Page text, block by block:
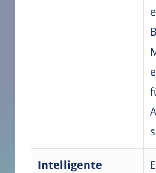
Intelligente